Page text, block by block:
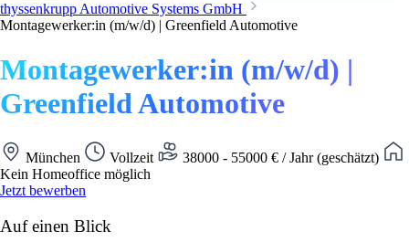
thyssenkrupp Automotive Systems GmbH
Montagewerker:in (m/w/d) | Greenfield Automotive
Montagewerker:in (m/w/d) |
Greenfield Automotive
München Vollzeit
38000 - 55000 € / Jahr (geschätzt)
Kein Homeoffice möglich
Jetzt bewerben
Auf einen Blick